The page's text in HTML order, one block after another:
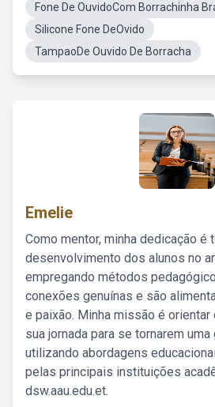
Fone De OuvidoCom Borrachinha
Silicone Fone DeOvido
TampaoDe Ouvido De Borracha
Emelie
Como mentor, minha dedicação é
desenvolvimento dos alunos no
empregando métodos
conexões genuínas e são
e paixão. Minha missão é
sua jornada para se tornarem
utilizando abordagens
pelas principais instituições
dsw.aau.edu.et.